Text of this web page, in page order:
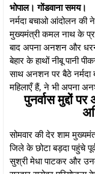
भोपाल। गोंडवाना समय।
नर्मदा बचाओ आंदोलन की
मुख्यमंत्री कमल नाथ के
बाद अपना अनशन और
बेहार के हाथों नीबू पानी
साथ अनशन पर बैठे
महिलाएँ हैं, ने भी अपना
पुनर्वास मुद्दों
सोमवार की देर शाम
जिले के छोटा बड़दा पहुंचे
सुश्री मेधा पाटकर और